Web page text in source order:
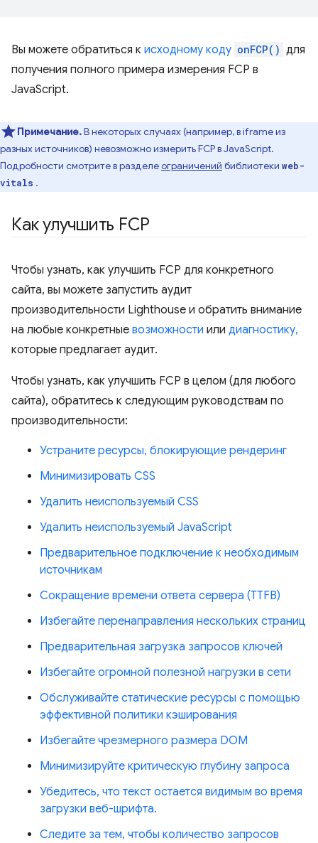
Вы можете обратиться к исходному коду onFCP() для
получения полного примера измерения FCP в
JavaScript.
Примечание.В некоторых случаях (например, в iframe из
разных источников) невозможно измерить FCP в JavaScript.
Подробности смотрите в разделеограничений библиотеки web-
vitals .
Как улучшить FCP
Чтобы узнать, как улучшить FCP для конкретного
сайта, вы можете запустить аудит
производительности Lighthouse и обратить внимание
на любые конкретные возможности или диагностику,
которые предлагает аудит.
Чтобы узнать, как улучшить FCP в целом (для любого
сайта), обратитесь к следующим руководствам по
производительности:
Устраните ресурсы, блокирующие рендеринг
Минимизировать CSS
Удалить неиспользуемый CSS
Удалить неиспользуемый JavaScript
Предварительное подключение к необходимым
источникам
Сокращение времени ответа сервера (TTFB)
Избегайте перенаправления нескольких страниц
Предварительная загрузка запросов ключей
Избегайте огромной полезной нагрузки в сети
Обслуживайте статические ресурсы с помощью
эффективной политики кэширования
Избегайте чрезмерного размера DOM
Минимизируйте критическую глубину запроса
Убедитесь, что текст остается видимым во время
загрузки веб-шрифта.
Следите за тем, чтобы количество запросов